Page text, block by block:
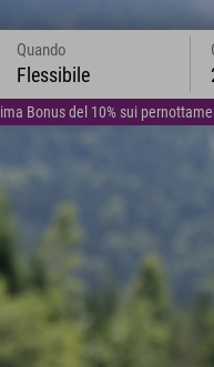
Bonus del 10% sui
Quando
Flessibile